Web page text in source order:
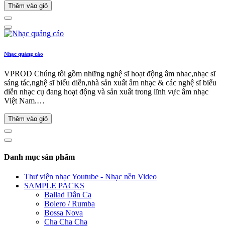
Thêm vào giỏ
Nhạc quảng cáo
VPROD Chúng tôi gồm những nghệ sĩ hoạt động âm nhac,nhạc sĩ
sáng tác,nghệ sĩ biểu diễn,nhà sản xuất âm nhạc & các nghệ sĩ biểu
diễn nhạc cụ đang hoạt động và sản xuất trong lĩnh vực âm nhạc
Việt Nam.…
Thêm vào giỏ
Danh mục sản phẩm
Thư viện nhạc Youtube - Nhạc nền Video
SAMPLE PACKS
Ballad Dân Ca
Bolero / Rumba
Bossa Nova
Cha Cha Cha